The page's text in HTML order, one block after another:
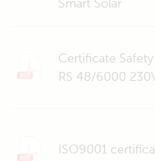
Smart Solar
Certificate
RS 48/6000
ISO9001